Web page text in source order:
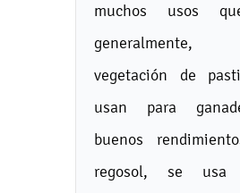
muchos usos
vegetación de
usan para
buenos
regosol, se